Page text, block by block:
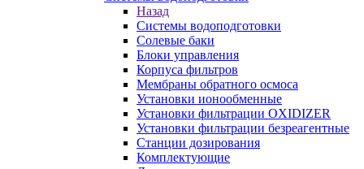
Назад
Системы водоподготовки
Солевые баки
Блоки управления
Корпуса фильтров
Мембраны обратного осмоса
Установки ионообменные
Установки фильтрации OXIDIZER
Установки фильтрации безреагентные
Станции дозирования
Комплектующие